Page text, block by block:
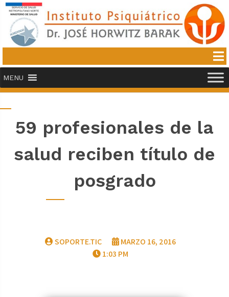
MENU
59 profesionales de la
salud reciben título de
posgrado
SOPORTE.TIC
MARZO 16, 2016
1:03 PM